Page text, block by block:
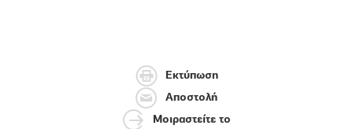
Εκτύπωση
Αποστολή
Μοιραστείτε το